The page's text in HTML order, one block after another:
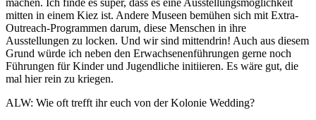
machen. Ich finde es super, dass es eine Ausstellungsmöglichkeit
mitten in einem Kiez ist. Andere Museen bemühen sich mit Extra-
Outreach-Programmen darum, diese Menschen in ihre
Ausstellungen zu locken. Und wir sind mittendrin! Auch aus diesem
Grund würde ich neben den Erwachsenenführungen gerne noch
Führungen für Kinder und Jugendliche initiieren. Es wäre gut, die
mal hier rein zu kriegen.
ALW: Wie oft trefft ihr euch von der Kolonie Wedding?